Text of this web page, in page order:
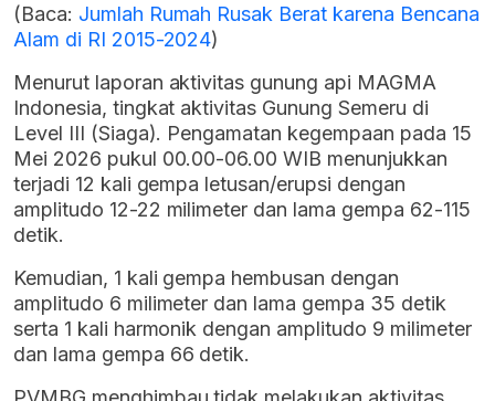
(Baca: Jumlah Rumah Rusak Berat karena Bencana
Alam di RI 2015-2024)
Menurut laporan aktivitas gunung api MAGMA
Indonesia, tingkat aktivitas Gunung Semeru di
Level III (Siaga). Pengamatan kegempaan pada 15
Mei 2026 pukul 00.00-06.00 WIB menunjukkan
terjadi 12 kali gempa letusan/erupsi dengan
amplitudo 12-22 milimeter dan lama gempa 62-115
detik.
Kemudian, 1 kali gempa hembusan dengan
amplitudo 6 milimeter dan lama gempa 35 detik
serta 1 kali harmonik dengan amplitudo 9 milimeter
dan lama gempa 66 detik.